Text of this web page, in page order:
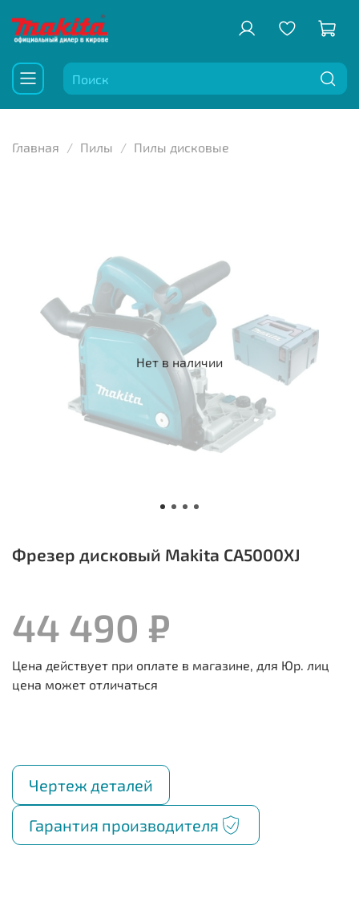
Главная Пилы Пилы дисковые
Нет в наличии
Фрезер дисковый Makita CA5000XJ
44 490 ₽
Чертеж деталей
Гарантия производителя